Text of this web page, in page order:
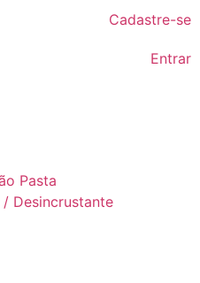
Cadastre-se
Entrar
Pasta
Desincrustante